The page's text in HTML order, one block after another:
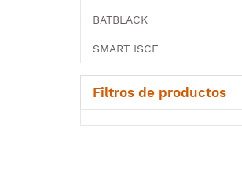
BATBLACK
SMART ISCE
Filtros de productos